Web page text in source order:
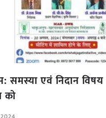
समस्या एवं निदान विषय
को